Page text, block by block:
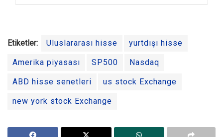
Etiketler: Uluslararası hisse yurtdışı hisse
Amerika piyasası SP500 Nasdaq
ABD hisse senetleri us stock Exchange
new york stock Exchange